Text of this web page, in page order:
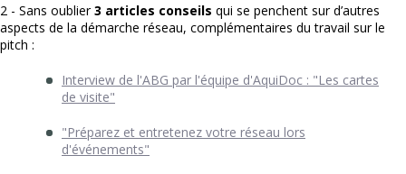
2 - Sans oublier3 articles conseils qui se penchent sur d’autres
aspects de la démarche réseau, complémentaires du travail sur le
pitch :
Interview de l'ABG par l'équipe d'AquiDoc : "Les cartes
de visite"
"Préparez et entretenez votre réseau lors
d'événements"